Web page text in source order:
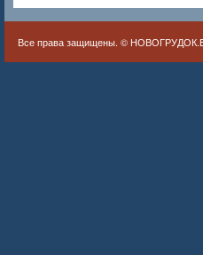
Все права защищены. ©